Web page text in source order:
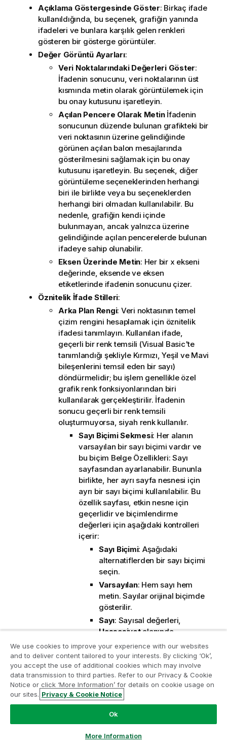
Açıklama Göstergesinde Göster: Birkaç ifade
kullanıldığında, bu seçenek, grafiğin yanında
ifadeleri ve bunlara karşılık gelen renkleri
gösteren bir gösterge görüntüler.
Değer Görüntü Ayarları:
Veri Noktalarındaki Değerleri Göster:
İfadenin sonucunu, veri noktalarının üst
kısmında metin olarak görüntülemek için
bu onay kutusunu işaretleyin.
Açılan Pencere Olarak Metinİfadenin
sonucunun düzende bulunan grafikteki bir
veri noktasının üzerine gelindiğinde
görünen açılan balon mesajlarında
gösterilmesini sağlamak için bu onay
kutusunu işaretleyin. Bu seçenek, diğer
görüntüleme seçeneklerinden herhangi
biri ile birlikte veya bu seçeneklerden
herhangi biri olmadan kullanılabilir. Bu
nedenle, grafiğin kendi içinde
bulunmayan, ancak yalnızca üzerine
gelindiğinde açılan pencerelerde bulunan
ifadeye sahip olunabilir.
Eksen Üzerinde Metin: Her bir x ekseni
değerinde, eksende ve eksen
etiketlerinde ifadenin sonucunu çizer.
Öznitelik İfade Stilleri:
Arka Plan Rengi: Veri noktasının temel
çizim rengini hesaplamak için öznitelik
ifadesi tanımlayın. Kullanılan ifade,
geçerli bir renk temsili (Visual Basic'te
tanımlandığı şekliyle Kırmızı, Yeşil ve Mavi
bileşenlerini temsil eden bir sayı)
döndürmelidir; bu işlem genellikle özel
grafik renk fonksiyonlarından biri
kullanılarak gerçekleştirilir. İfadenin
sonucu geçerli bir renk temsili
oluşturmuyorsa, siyah renk kullanılır.
Sayı Biçimi Sekmesi: Her alanın
varsayılan bir sayı biçimi vardır ve
bu biçim Belge Özellikleri: Sayı
sayfasından ayarlanabilir. Bununla
birlikte, her ayrı sayfa nesnesi için
ayrı bir sayı biçimi kullanılabilir. Bu
özellik sayfası, etkin nesne için
geçerlidir ve biçimlendirme
değerleri için aşağıdaki kontrolleri
içerir:
Sayı Biçimi: Aşağıdaki
alternatiflerden bir sayı biçimi
seçin.
Varsayılan: Hem sayı hem
metin. Sayılar orijinal biçimde
gösterilir.
Sayı: Sayısal değerleri,
Hassasiyetalanında
ayarlanan basamak sayısıyla
gösterir.
Tamsayı: Sayısal değerleri
tamsayı olarak gösterir.
Sabit: Sayısal değerleri,
Ondalıklaralanında ayarlanan
ondalık basamak sayısıyla
ondalık değerler olarak
gösterir.
Analiz Modernleştirme Programına katılın
Analiz Modernleştirme Programı ile değerli QlikView
uygulamalarınızı ödün vermeden modernleştirin.
ulaşmak
ampquestions@qlik.com
We use cookies to improve your experience with our websites
and to deliver content tailored to your interests. By clicking ‘Ok’,
you accept the use of additional cookies which may involve
data transmission to third parties. Refer to our Privacy & Cookie
Notice or click ‘More Information’ for details on cookie usage on
our sites. Privacy & Cookie Notice
Ok
More Information